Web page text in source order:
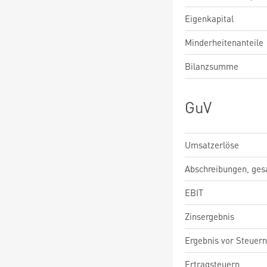
Eigenkapital
Minderheitenanteile
Bilanzsumme
GuV
Umsatzerlöse
Abschreibungen,
EBIT
Zinsergebnis
Ergebnis vor
Ertragsteuern